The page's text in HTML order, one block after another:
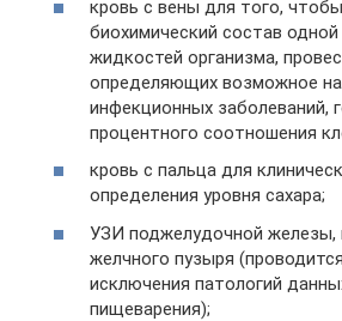
кровь с вены для того,
биохимический состав
жидкостей организма,
определяющих возможное
инфекционных заболеваний,
процентного соотношения
кровь с пальца для
определения уровня сахара;
УЗИ поджелудочной железы,
желчного пузыря
исключения патологий
пищеварения);